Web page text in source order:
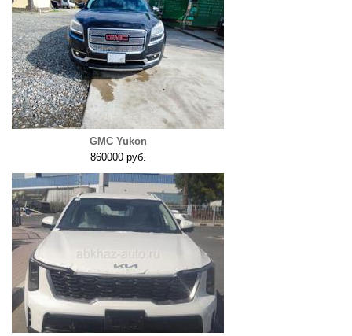
GMC Yukon
860000 руб.